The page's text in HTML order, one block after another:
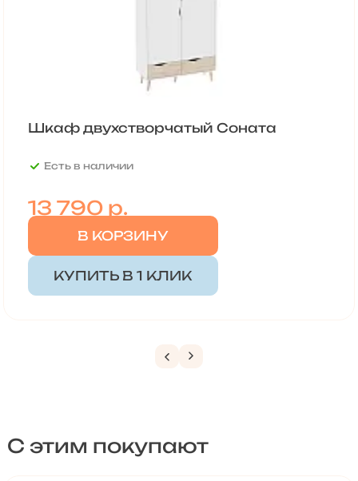
Шкаф двухстворчатый Соната
Есть в наличии
13 790р.
В КОРЗИНУ
КУПИТЬ В 1 КЛИК
С этим покупают